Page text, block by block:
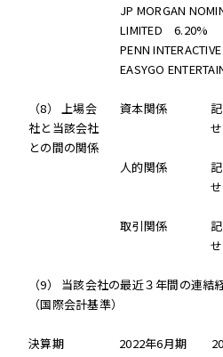
JP MORGAN
LIMITED 6.20%
PENN
EASYGO
（8） 上場会
社と当該会社
との間の関係
資本関係
せ
人的関係
せ
取引関係
せ
（9） 当該会社の最近３年間の連
（国際会計基準）
決算期 2022年6月期